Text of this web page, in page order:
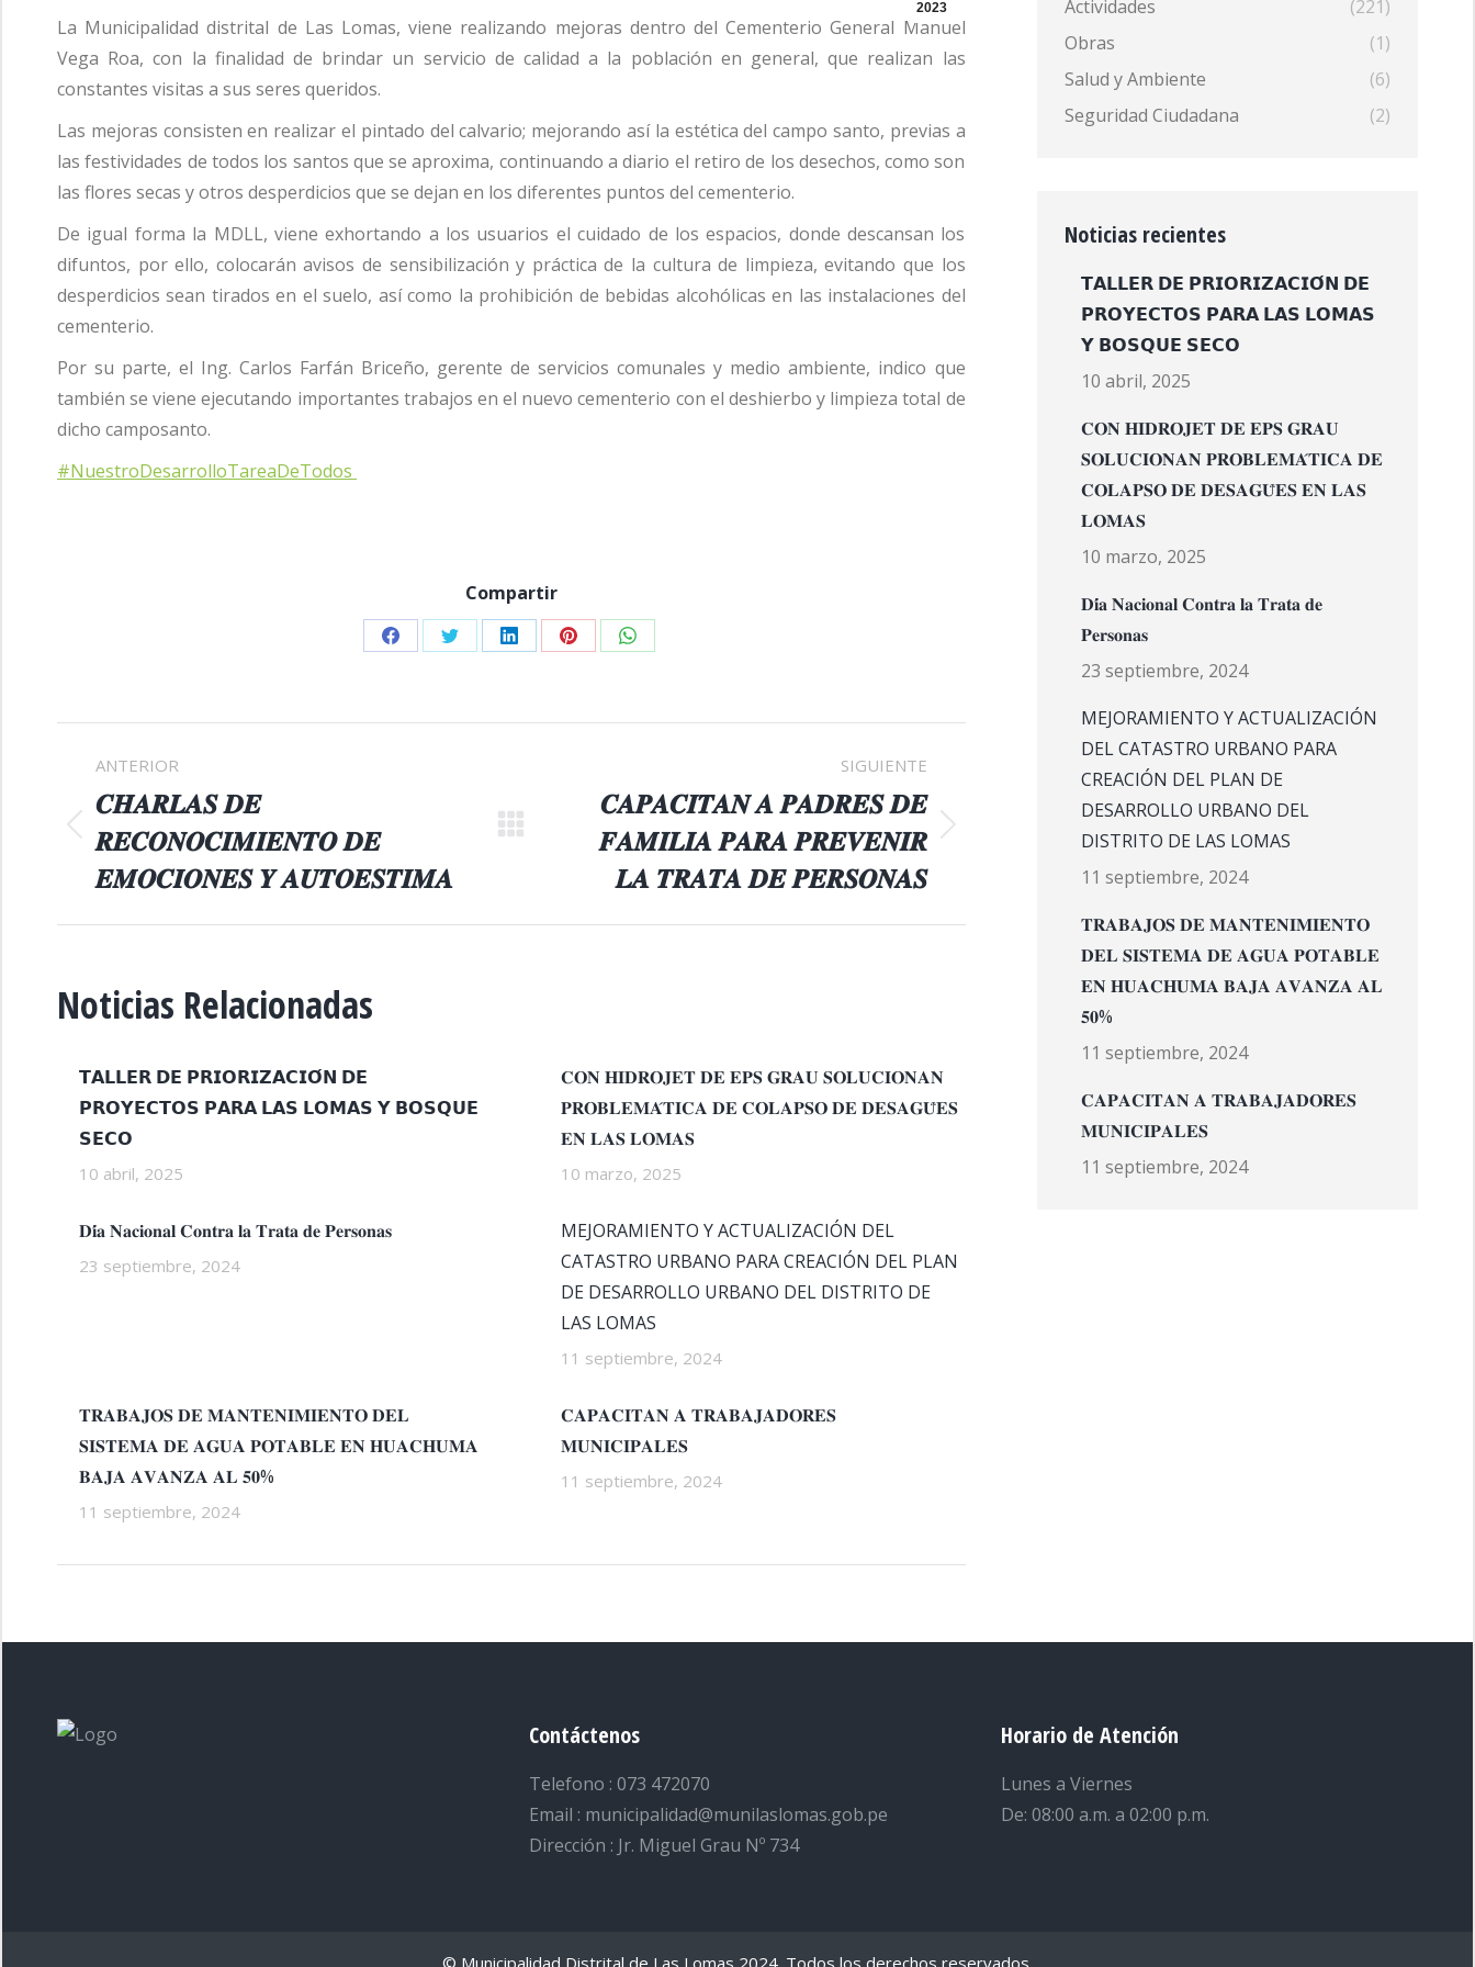
2023
La Municipalidad distrital de Las Lomas, viene realizando mejoras dentro del Cementerio General Manuel
Vega Roa, con la finalidad de brindar un servicio de calidad a la población en general, que realizan las
constantes visitas a sus seres queridos.
Las mejoras consisten en realizar el pintado del calvario; mejorando así la estética del campo santo, previas a
las festividades de todos los santos que se aproxima, continuando a diario el retiro de los desechos, como son
las flores secas y otros desperdicios que se dejan en los diferentes puntos del cementerio.
De igual forma la MDLL, viene exhortando a los usuarios el cuidado de los espacios, donde descansan los
difuntos, por ello, colocarán avisos de sensibilización y práctica de la cultura de limpieza, evitando que los
desperdicios sean tirados en el suelo, así como la prohibición de bebidas alcohólicas en las instalaciones del
cementerio.
Por su parte, el Ing. Carlos Farfán Briceño, gerente de servicios comunales y medio ambiente, indico que
también se viene ejecutando importantes trabajos en el nuevo cementerio con el deshierbo y limpieza total de
dicho camposanto.
#NuestroDesarrolloTareaDeTodos
Compartir
Share
Facebook
Share
Twitter
Share
LinkedIn
Share
Pinterest
Share
WhatsApp
NAVEGACIÓN
ENTRE
PUBLICACIONES
ANTERIOR
Publicación
anterior:
𝑪𝑯𝑨𝑹𝑳𝑨𝑺 𝑫𝑬
𝑹𝑬𝑪𝑶𝑵𝑶𝑪𝑰𝑴𝑰𝑬𝑵𝑻𝑶 𝑫𝑬
𝑬𝑴𝑶𝑪𝑰𝑶𝑵𝑬𝑺 𝒀 𝑨𝑼𝑻𝑶𝑬𝑺𝑻𝑰𝑴𝑨
SIGUIENTE
Publicación
siguiente:
𝑪𝑨𝑷𝑨𝑪𝑰𝑻𝑨𝑵 𝑨 𝑷𝑨𝑫𝑹𝑬𝑺 𝑫𝑬
𝑭𝑨𝑴𝑰𝑳𝑰𝑨 𝑷𝑨𝑹𝑨 𝑷𝑹𝑬𝑽𝑬𝑵𝑰𝑹
𝑳𝑨 𝑻𝑹𝑨𝑻𝑨 𝑫𝑬 𝑷𝑬𝑹𝑺𝑶𝑵𝑨𝑺
Noticias Relacionadas
𝗧𝗔𝗟𝗟𝗘𝗥 𝗗𝗘 𝗣𝗥𝗜𝗢𝗥𝗜𝗭𝗔𝗖𝗜𝗢́𝗡 𝗗𝗘
𝗣𝗥𝗢𝗬𝗘𝗖𝗧𝗢𝗦 𝗣𝗔𝗥𝗔 𝗟𝗔𝗦 𝗟𝗢𝗠𝗔𝗦 𝗬 𝗕𝗢𝗦𝗤𝗨𝗘
𝗦𝗘𝗖𝗢
10 abril, 2025
𝐂𝐎𝐍 𝐇𝐈𝐃𝐑𝐎𝐉𝐄𝐓 𝐃𝐄 𝐄𝐏𝐒 𝐆𝐑𝐀𝐔 𝐒𝐎𝐋𝐔𝐂𝐈𝐎𝐍𝐀𝐍
𝐏𝐑𝐎𝐁𝐋𝐄𝐌𝐀́𝐓𝐈𝐂𝐀 𝐃𝐄 𝐂𝐎𝐋𝐀𝐏𝐒𝐎 𝐃𝐄 𝐃𝐄𝐒𝐀𝐆𝐔̈𝐄𝐒
𝐄𝐍 𝐋𝐀𝐒 𝐋𝐎𝐌𝐀𝐒
10 marzo, 2025
𝐃𝐢́𝐚 𝐍𝐚𝐜𝐢𝐨𝐧𝐚𝐥 𝐂𝐨𝐧𝐭𝐫𝐚 𝐥𝐚 𝐓𝐫𝐚𝐭𝐚 𝐝𝐞 𝐏𝐞𝐫𝐬𝐨𝐧𝐚𝐬
23 septiembre, 2024
MEJORAMIENTO Y ACTUALIZACIÓN DEL
CATASTRO URBANO PARA CREACIÓN DEL PLAN
DE DESARROLLO URBANO DEL DISTRITO DE
LAS LOMAS
11 septiembre, 2024
𝐓𝐑𝐀𝐁𝐀𝐉𝐎𝐒 𝐃𝐄 𝐌𝐀𝐍𝐓𝐄𝐍𝐈𝐌𝐈𝐄𝐍𝐓𝐎 𝐃𝐄𝐋
𝐒𝐈𝐒𝐓𝐄𝐌𝐀 𝐃𝐄 𝐀𝐆𝐔𝐀 𝐏𝐎𝐓𝐀𝐁𝐋𝐄 𝐄𝐍 𝐇𝐔𝐀𝐂𝐇𝐔𝐌𝐀
𝐁𝐀𝐉𝐀 𝐀𝐕𝐀𝐍𝐙𝐀 𝐀𝐋 𝟓𝟎%
11 septiembre, 2024
𝐂𝐀𝐏𝐀𝐂𝐈𝐓𝐀𝐍 𝐀 𝐓𝐑𝐀𝐁𝐀𝐉𝐀𝐃𝐎𝐑𝐄𝐒
𝐌𝐔𝐍𝐈𝐂𝐈𝐏𝐀𝐋𝐄𝐒
11 septiembre, 2024
Actividades
(221)
Obras
(1)
Salud y Ambiente
(6)
Seguridad Ciudadana
(2)
Noticias recientes
𝗧𝗔𝗟𝗟𝗘𝗥 𝗗𝗘 𝗣𝗥𝗜𝗢𝗥𝗜𝗭𝗔𝗖𝗜𝗢́𝗡 𝗗𝗘
𝗣𝗥𝗢𝗬𝗘𝗖𝗧𝗢𝗦 𝗣𝗔𝗥𝗔 𝗟𝗔𝗦 𝗟𝗢𝗠𝗔𝗦
𝗬 𝗕𝗢𝗦𝗤𝗨𝗘 𝗦𝗘𝗖𝗢
10 abril, 2025
𝐂𝐎𝐍 𝐇𝐈𝐃𝐑𝐎𝐉𝐄𝐓 𝐃𝐄 𝐄𝐏𝐒 𝐆𝐑𝐀𝐔
𝐒𝐎𝐋𝐔𝐂𝐈𝐎𝐍𝐀𝐍 𝐏𝐑𝐎𝐁𝐋𝐄𝐌𝐀́𝐓𝐈𝐂𝐀 𝐃𝐄
𝐂𝐎𝐋𝐀𝐏𝐒𝐎 𝐃𝐄 𝐃𝐄𝐒𝐀𝐆𝐔̈𝐄𝐒 𝐄𝐍 𝐋𝐀𝐒
𝐋𝐎𝐌𝐀𝐒
10 marzo, 2025
𝐃𝐢́𝐚 𝐍𝐚𝐜𝐢𝐨𝐧𝐚𝐥 𝐂𝐨𝐧𝐭𝐫𝐚 𝐥𝐚 𝐓𝐫𝐚𝐭𝐚 𝐝𝐞
𝐏𝐞𝐫𝐬𝐨𝐧𝐚𝐬
23 septiembre, 2024
MEJORAMIENTO Y ACTUALIZACIÓN
DEL CATASTRO URBANO PARA
CREACIÓN DEL PLAN DE
DESARROLLO URBANO DEL
DISTRITO DE LAS LOMAS
11 septiembre, 2024
𝐓𝐑𝐀𝐁𝐀𝐉𝐎𝐒 𝐃𝐄 𝐌𝐀𝐍𝐓𝐄𝐍𝐈𝐌𝐈𝐄𝐍𝐓𝐎
𝐃𝐄𝐋 𝐒𝐈𝐒𝐓𝐄𝐌𝐀 𝐃𝐄 𝐀𝐆𝐔𝐀 𝐏𝐎𝐓𝐀𝐁𝐋𝐄
𝐄𝐍 𝐇𝐔𝐀𝐂𝐇𝐔𝐌𝐀 𝐁𝐀𝐉𝐀 𝐀𝐕𝐀𝐍𝐙𝐀 𝐀𝐋
𝟓𝟎%
11 septiembre, 2024
𝐂𝐀𝐏𝐀𝐂𝐈𝐓𝐀𝐍 𝐀 𝐓𝐑𝐀𝐁𝐀𝐉𝐀𝐃𝐎𝐑𝐄𝐒
𝐌𝐔𝐍𝐈𝐂𝐈𝐏𝐀𝐋𝐄𝐒
11 septiembre, 2024
Contáctenos
Telefono : 073 472070
Email : municipalidad@munilaslomas.gob.pe
Dirección : Jr. Miguel Grau Nº 734
Horario de Atención
Lunes a Viernes
De: 08:00 a.m. a 02:00 p.m.
© Municipalidad Distrital de Las Lomas 2024. Todos los derechos reservados.